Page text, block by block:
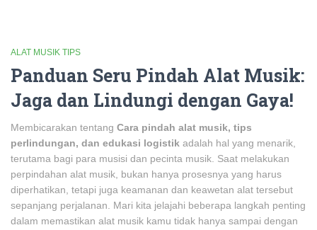
ALAT MUSIK TIPS
Panduan Seru Pindah Alat Musik:
Jaga dan Lindungi dengan Gaya!
Membicarakan tentang Cara pindah alat musik, tips
perlindungan, dan edukasi logistik adalah hal yang menarik,
terutama bagi para musisi dan pecinta musik. Saat melakukan
perpindahan alat musik, bukan hanya prosesnya yang harus
diperhatikan, tetapi juga keamanan dan keawetan alat tersebut
sepanjang perjalanan. Mari kita jelajahi beberapa langkah penting
dalam memastikan alat musik kamu tidak hanya sampai dengan